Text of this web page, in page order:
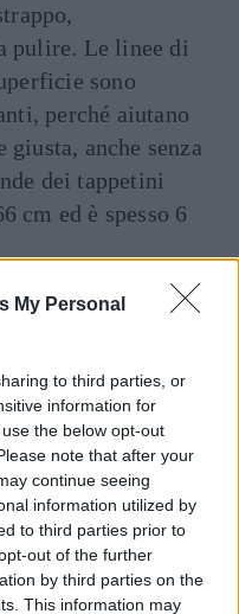
My Personal
to third parties, or
information for
the below opt-out
note that after your
continue seeing
information utilized by
to third parties prior to
out of the further
by third parties on the
This information may
pulire. Le linee di
sono
perché aiutano
giusta, anche senza
dei tappetini
cm ed è spesso 6
CANALE
CONDIVIDI SU
WHATSAPP
Oasis, che ora